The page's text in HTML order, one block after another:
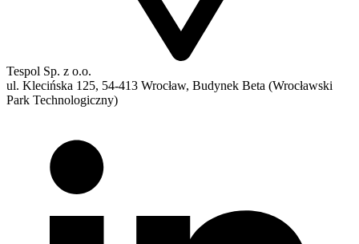
Tespol Sp. z o.o.
ul. Klecińska 125, 54-413 Wrocław, Budynek Beta (Wrocławski
Park Technologiczny)